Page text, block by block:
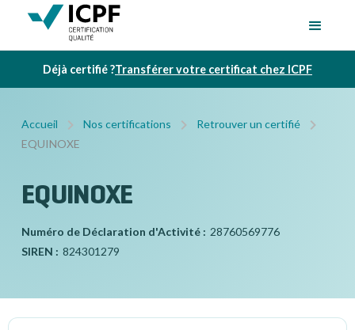
Déjà certifié ?Transférer votre certificat chez ICPF
Accueil Nos certifications
Retrouver un certifié
EQUINOXE
EQUINOXE
Numéro de Déclaration d'Activité : 28760569776
SIREN : 824301279